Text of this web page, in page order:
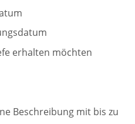
erhalten möchten
Beschreibung mit bis zu